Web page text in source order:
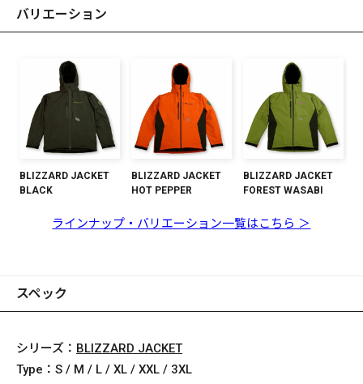
バリエーション
BLIZZARD JACKET
BLACK
BLIZZARD JACKET
HOT PEPPER
BLIZZARD JACKET
FOREST WASABI
ラインナップ・バリエーション一覧はこちら ＞
スペック
シリーズ： BLIZZARD JACKET
Type： S / M / L / XL / XXL / 3XL